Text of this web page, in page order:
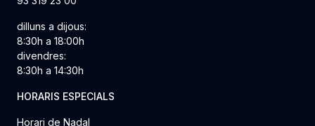
dilluns a dijous:
8:30h a 18:00h
divendres:
8:30h a 14:30h
HORARIS ESPECIALS
Horari de Nadal